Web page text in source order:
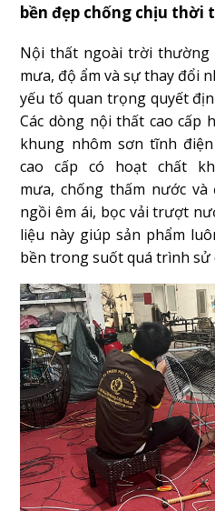
bền đẹp chống chịu thời
Nội thất ngoài trời thường
mưa, độ ẩm và sự thay đổi
yếu tố quan trọng quyết
Các dòng nội thất cao cấp
khung nhôm sơn tĩnh
cao cấp có hoạt chất
mưa, chống thấm nước
ngồi êm ái, bọc vải trượt
liệu này giúp sản phẩm
bền trong suốt quá trình sử